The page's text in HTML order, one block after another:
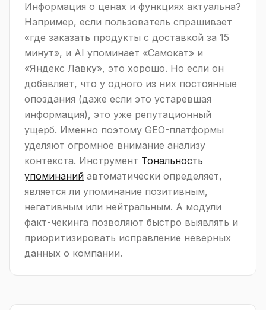
Информация о ценах и функциях актуальна?
Например, если пользователь спрашивает
«где заказать продукты с доставкой за 15
минут», и AI упоминает «Самокат» и
«Яндекс Лавку», это хорошо. Но если он
добавляет, что у одного из них постоянные
опоздания (даже если это устаревшая
информация), это уже репутационный
ущерб. Именно поэтому GEO-платформы
уделяют огромное внимание анализу
контекста. Инструмент Тональность
упоминаний автоматически определяет,
является ли упоминание позитивным,
негативным или нейтральным. А модули
факт-чекинга позволяют быстро выявлять и
приоритизировать исправление неверных
данных о компании.